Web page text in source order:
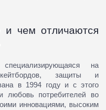
и чем отличаются
на
защиты и
в 1994 году и с этого
любовь потребителей во
инновациями, высоким